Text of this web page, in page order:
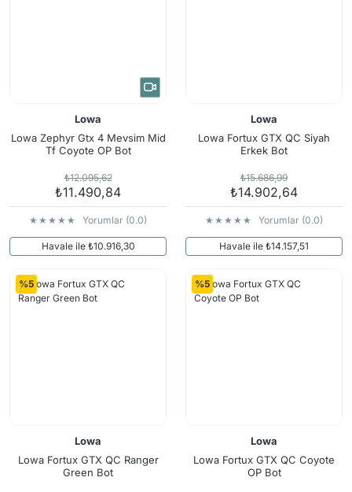
Lowa
Lowa Zephyr Gtx 4 Mevsim Mid
Tf Coyote OP Bot
₺12.095,62
₺11.490,84
Yorumlar (0.0)
Havale ile ₺10.916,30
Lowa
Lowa Fortux GTX QC Siyah
Erkek Bot
₺15.686,99
₺14.902,64
Yorumlar (0.0)
Havale ile ₺14.157,51
%5
Lowa
Lowa Fortux GTX QC Ranger
Green Bot
%5
Lowa
Lowa Fortux GTX QC Coyote
OP Bot